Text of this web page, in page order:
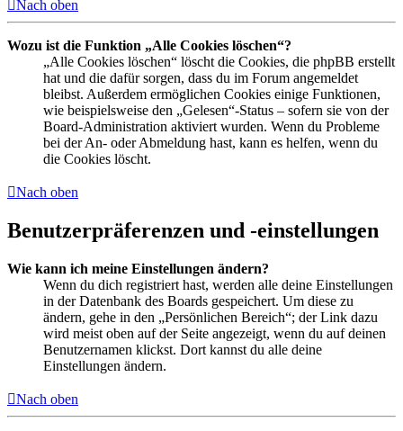
Nach oben
Wozu ist die Funktion „Alle Cookies löschen“?
„Alle Cookies löschen“ löscht die Cookies, die phpBB erstellt
hat und die dafür sorgen, dass du im Forum angemeldet
bleibst. Außerdem ermöglichen Cookies einige Funktionen,
wie beispielsweise den „Gelesen“-Status – sofern sie von der
Board-Administration aktiviert wurden. Wenn du Probleme
bei der An- oder Abmeldung hast, kann es helfen, wenn du
die Cookies löscht.
Nach oben
Benutzerpräferenzen und -einstellungen
Wie kann ich meine Einstellungen ändern?
Wenn du dich registriert hast, werden alle deine Einstellungen
in der Datenbank des Boards gespeichert. Um diese zu
ändern, gehe in den „Persönlichen Bereich“; der Link dazu
wird meist oben auf der Seite angezeigt, wenn du auf deinen
Benutzernamen klickst. Dort kannst du alle deine
Einstellungen ändern.
Nach oben